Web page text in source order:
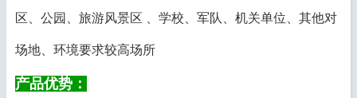
区、公园、旅游风景区 、学校、军队、机关单位、其他对
场地、环境要求较高场所
产品优势：